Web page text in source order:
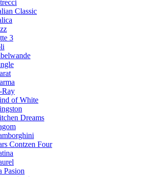
Classic
3
of White
Dreams
Contzen Four
Pasion